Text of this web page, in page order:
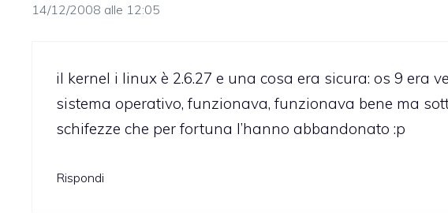
14/12/2008 alle 12:05
il kernel i linux è 2.6.27 e una cosa era sicura: os 9 era
sistema operativo, funzionava, funzionava bene ma
schifezze che per fortuna l’hanno abbandonato :p
Rispondi